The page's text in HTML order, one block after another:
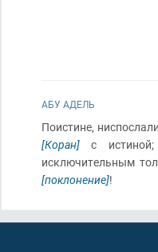
АБУ АДЕЛЬ
Поистине,
[Коран] с
исключительным
[поклонение]!